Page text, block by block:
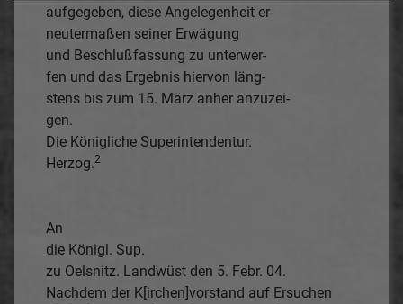
aufgegeben, diese Angelegenheit er-
neutermaßen seiner Erwägung
und Beschlußfassung zu unterwer-
fen und das Ergebnis hiervon läng-
stens bis zum 15. März anher anzuzei-
gen.
Die Königliche Superintendentur.
Herzog.2
An
die Königl. Sup.
zu Oelsnitz. Landwüst den 5. Febr. 04.
Nachdem der K[irchen]vorstand auf Ersuchen